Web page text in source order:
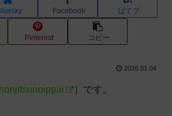
Facebook はてブ
Pinterest コピー
2026.01.04
）です。